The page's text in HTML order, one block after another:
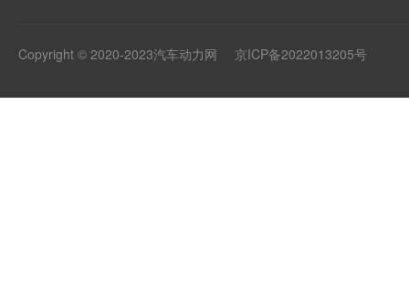
Copyright © 2020-2023汽车动力网 京ICP备2022013205号